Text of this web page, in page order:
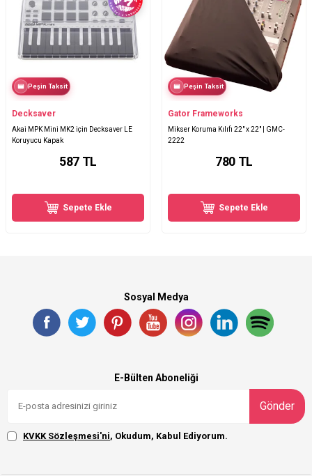
Peşin Taksit
Decksaver
Akai MPK Mini MK2 için Decksaver LE
Koruyucu Kapak
587 TL
Sepete Ekle
Peşin Taksit
Gator Frameworks
Mikser Koruma Kılıfı 22" x 22" | GMC-
2222
780 TL
Sepete Ekle
Sosyal Medya
E-Bülten Aboneliği
Gönder
KVKK Sözleşmesi'ni, Okudum, Kabul Ediyorum.